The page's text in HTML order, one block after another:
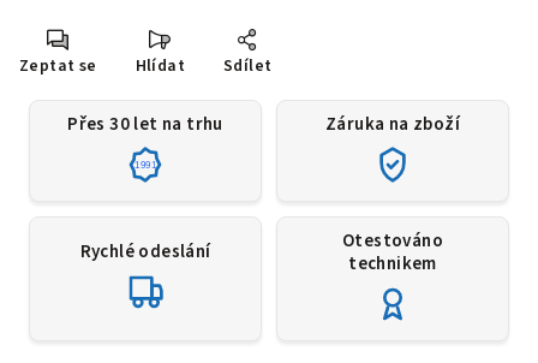
Zeptat se Hlídat Sdílet
Přes 30 let na trhu
1991
Záruka na zboží
Rychlé odeslání
Otestováno
technikem